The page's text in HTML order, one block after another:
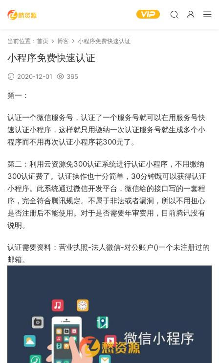
当前位置： 首页 博客 小程序免费快速认证
小程序免费快速认证
2020-12-01 365
第一：
认证一个微信服务号，认证了一个服务号就可以在用服务号快
速认证小程序，这样就只用缴纳一次认证服务号就生成多个小
程序而不用再次认证小程序花300元了。
第二：利用云资源免300认证系统进行认证小程序，不用缴纳
300认证费了。认证操作也十分简单，30分钟既可以获得认证
小程序。此系统通过微信开发平台，微信给的接口写的一套程
序，完全符合腾讯规定。不属于非法或者漏洞，所以不用担心
是否注册后不能使用。对于是否需要年审费用，目前腾讯没有
说明。
认证需要资料：营业执照-法人微信-对公账户()一个未注册过的
邮箱。